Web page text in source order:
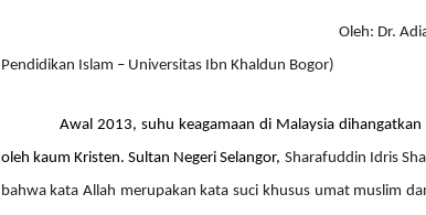
Oleh: Dr.
Pendidikan Islam – Universitas Ibn Khaldun Bogor)
Awal 2013, suhu keagamaan di Malaysia
oleh kaum Kristen. Sultan Negeri Selangor, Sharafuddin Idris
bahwa kata Allah merupakan kata suci khusus umat muslim